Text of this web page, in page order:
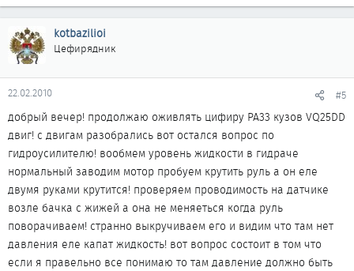
kotbazilioi
Цефирядник
22.02.2010 #5
добрый вечер! продолжаю оживлять цифиру PA33 кузов VQ25DD
двиг! с двигам разобрались вот остался вопрос по
гидроусилителю! вообмем уровень жидкости в гидраче
нормальный заводим мотор пробуем крутить руль а он еле
двумя руками крутится! проверяем проводимость на датчике
возле бачка с жижей а она не меняеться когда руль
поворачиваем! странно выкручиваем его и видим что там нет
давления еле капат жидкость! вот вопрос состоит в том что
если я правельно все понимаю то там давление должно быть